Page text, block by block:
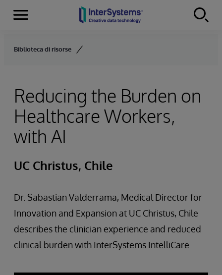
Skip to content
Menu
Biblioteca di risorse
Reducing the Burden on
Healthcare Workers,
with AI
UC Christus, Chile
Dr. Sabastian Valderrama, Medical Director for
Innovation and Expansion at UC Christus, Chile
describes the clinician experience and reduced
clinical burden with InterSystems IntelliCare.